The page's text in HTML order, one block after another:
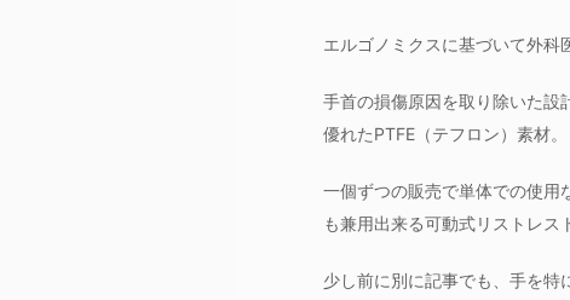
エルゴノミクスに基づいて外科
手首の損傷原因を取り除いた設
優れたPTFE（テフロン）素材。
一個ずつの販売で単体での使用
も兼用出来る可動式リストレス
少し前に別に記事でも、手を